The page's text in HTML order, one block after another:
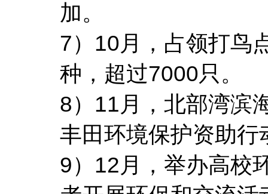
加。
7）10月，占领打鸟
种，超过7000只。
8）11月，北部湾滨
丰田环境保护资助行
9）12月，举办高校